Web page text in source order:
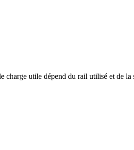
utile dépend du rail utilisé et de la